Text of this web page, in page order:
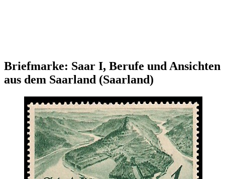
Briefmarke: Saar I, Berufe und Ansichten
aus dem Saarland (Saarland)